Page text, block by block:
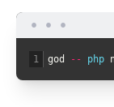
1 god -- php